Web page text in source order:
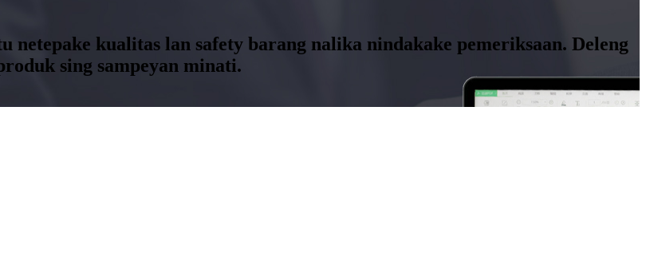
kualitas lan safety barang nalika nindakake pemeriksaan. Deleng
sing sampeyan minati.